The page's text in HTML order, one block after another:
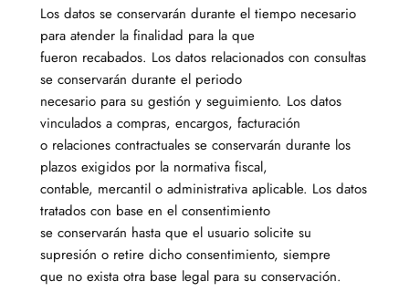
Los datos se conservarán durante el tiempo necesario
para atender la finalidad para la que
fueron recabados. Los datos relacionados con consultas
se conservarán durante el periodo
necesario para su gestión y seguimiento. Los datos
vinculados a compras, encargos, facturación
o relaciones contractuales se conservarán durante los
plazos exigidos por la normativa fiscal,
contable, mercantil o administrativa aplicable. Los datos
tratados con base en el consentimiento
se conservarán hasta que el usuario solicite su
supresión o retire dicho consentimiento, siempre
que no exista otra base legal para su conservación.